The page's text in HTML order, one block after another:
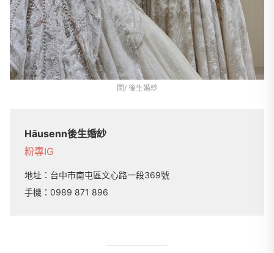
圖/ 後生婚紗
Hāusenn後生婚紗
粉專IG
地址： 台中市南屯區文心路一段369號
手機： 0989 871 896